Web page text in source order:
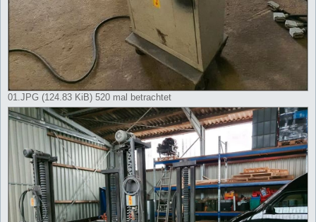
01.JPG (124.83 KiB) 520 mal betrachtet